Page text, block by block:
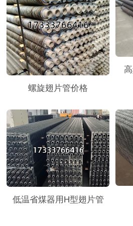
螺旋翅片管价格
低温省煤器用H型翅片管